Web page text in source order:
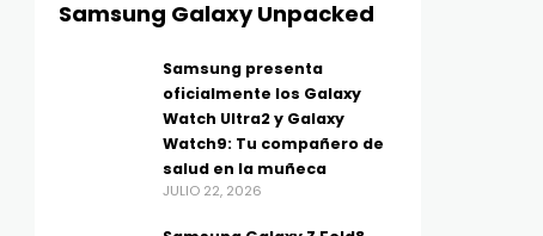
Samsung Galaxy Unpacked
Samsung presenta
oficialmente los Galaxy
Watch Ultra2 y Galaxy
Watch9: Tu compañero de
salud en la muñeca
JULIO 22, 2026